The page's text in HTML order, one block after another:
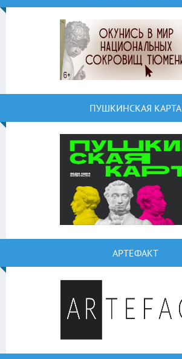
ПУШКИНСКАЯ КАРТА
АРТЕФАКТ